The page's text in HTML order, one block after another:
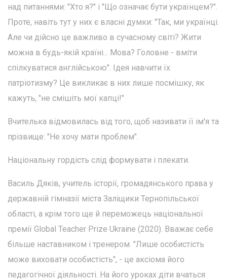
над питаннями: "Хто я?" і "Що означає бути українцем?".
Проте, навіть тут у них є власні думки: "Так, ми українці.
Але чи дійсно це важливо в сучасному світі? Жити
можна в будь-якій країні... Мова? Головне - вміти
спілкуватися англійською". Ідея навчити їх
патріотизму? Це викликає в них лише посмішку, як
кажуть, "не смішіть мої капці!"
Вчителька відмовилась від того, щоб називати її ім'я та
прізвище: "Не хочу мати проблем".
Національну гордість слід формувати і плекати.
Василь Дяків, учитель історії, громадянського права у
державній гімназії міста Заліщики Тернопільської
області, а крім того ще й переможець національної
премії Global Teacher Prize Ukraine (2020). Вважає себе
більше наставником і тренером. "Лише особистість
може виховати особистість", - це аксіома його
педагогічної діяльності. На його уроках діти вчаться